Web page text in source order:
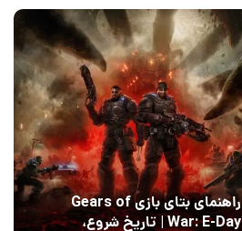
راهنمای بتای بازی Gears of
War: E-Day | تاریخ‌ شروع،